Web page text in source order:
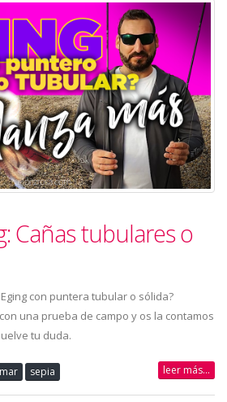
Cañas tubulares o
con puntera tubular o sólida?
una prueba de campo y os la contamos
tu duda.
sepia leer más...